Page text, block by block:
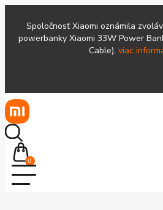
Spoločnosť Xiaomi oznámila
powerbanky Xiaomi 33W Power
Cable), viac
0